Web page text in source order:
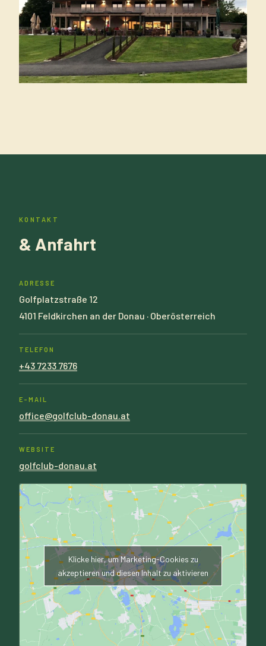
KONTAKT
& Anfahrt
ADRESSE
Golfplatzstraße 12
4101 Feldkirchen an der Donau · Oberösterreich
TELEFON
+43 7233 7676
E-MAIL
office@golfclub-donau.at
WEBSITE
golfclub-donau.at
Klicke hier, um Marketing-Cookies zu
akzeptieren und diesen Inhalt zu aktivieren